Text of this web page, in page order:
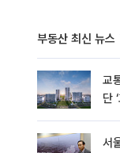
부동산 최신 뉴스
교
단
서